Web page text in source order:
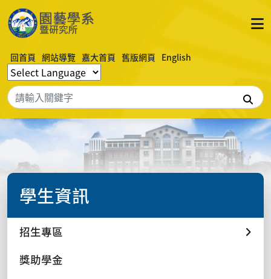
回首頁 網站導覽 嘉大首頁 舊版網頁 English
搜尋
學生資訊
招生專區
獎助學金